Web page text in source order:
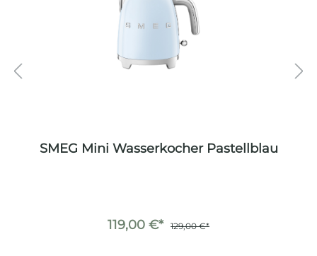
SMEG Mini Wasserkocher Pastellblau
119,00 €* 129,00 €*